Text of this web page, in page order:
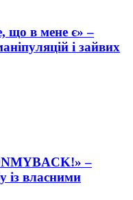
що в мене є» –
і зайвих
–
із власними